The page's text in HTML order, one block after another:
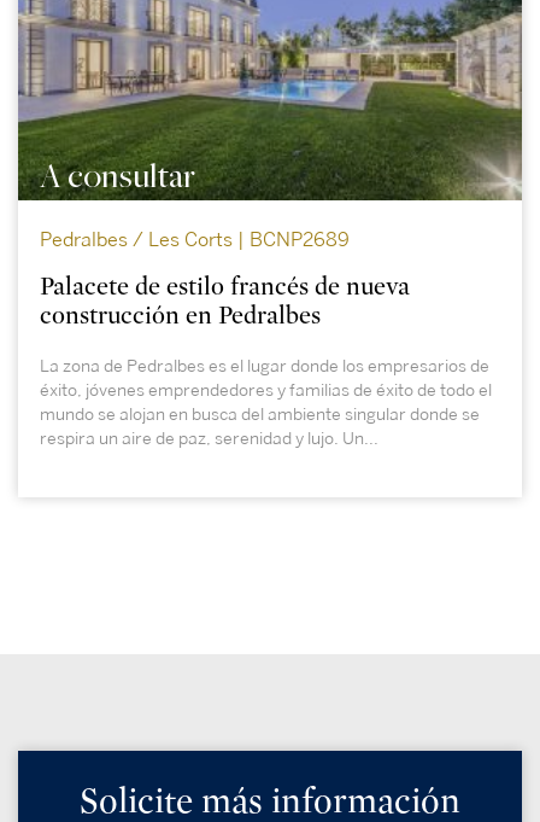
A consultar
Pedralbes / Les Corts | BCNP2689
Palacete de estilo francés de nueva
construcción en Pedralbes
La zona de Pedralbes es el lugar donde los empresarios de
éxito, jóvenes emprendedores y familias de éxito de todo el
mundo se alojan en busca del ambiente singular donde se
respira un aire de paz, serenidad y lujo. Un...
Solicite más información